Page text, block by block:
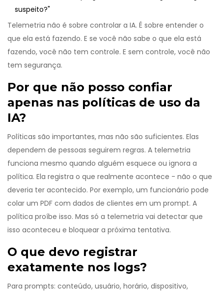
suspeito?"
Telemetria não é sobre controlar a IA. É sobre entender o
que ela está fazendo. E se você não sabe o que ela está
fazendo, você não tem controle. E sem controle, você não
tem segurança.
Por que não posso confiar
apenas nas políticas de uso da
IA?
Políticas são importantes, mas não são suficientes. Elas
dependem de pessoas seguirem regras. A telemetria
funciona mesmo quando alguém esquece ou ignora a
política. Ela registra o que realmente acontece - não o que
deveria ter acontecido. Por exemplo, um funcionário pode
colar um PDF com dados de clientes em um prompt. A
política proíbe isso. Mas só a telemetria vai detectar que
isso aconteceu e bloquear a próxima tentativa.
O que devo registrar
exatamente nos logs?
Para prompts: conteúdo, usuário, horário, dispositivo,